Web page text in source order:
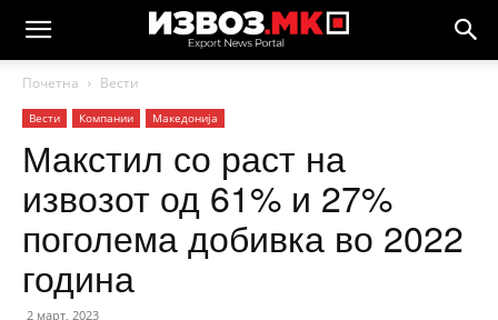
Почетна Вести
Вести Компании Македонија
Макстил со раст на
извозот од 61% и 27%
поголема добивка во 2022
година
2 март, 2023